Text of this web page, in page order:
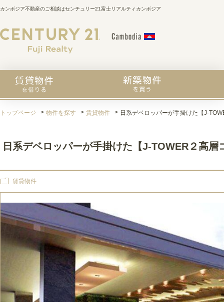
カンボジア不動産のご相談はセンチュリー21富士リアルティカンボジア
トップページ 物件を探す 賃貸物件 日系デベロッパーが手掛けた【J-
日系デベロッパーが手掛けた【J-TOWER２高
賃貸物件